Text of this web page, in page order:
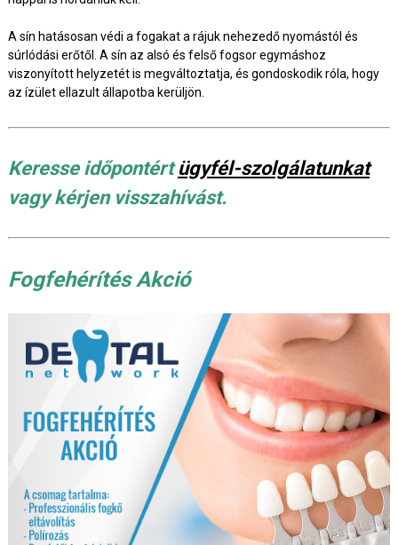
A sín hatásosan védi a fogakat a rájuk nehezedő nyomástól és
súrlódási erőtől. A sín az alsó és felső fogsor egymáshoz
viszonyított helyzetét is megváltoztatja, és gondoskodik róla, hogy
az ízület ellazult állapotba kerüljön.
Keresse időpontértügyfél-szolgálatunkat
vagy kérjen visszahívást.
Fogfehérítés Akció